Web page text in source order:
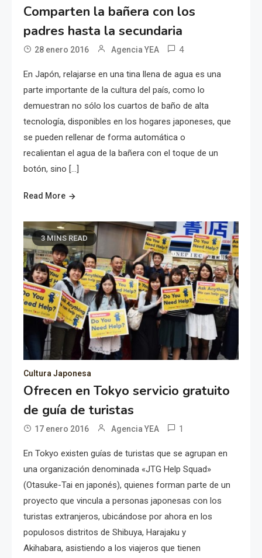
Comparten la bañera con los
padres hasta la secundaria
28 enero 2016 Agencia YEA 4
En Japón, relajarse en una tina llena de agua es una
parte importante de la cultura del país, como lo
demuestran no sólo los cuartos de baño de alta
tecnología, disponibles en los hogares japoneses, que
se pueden rellenar de forma automática o
recalientan el agua de la bañera con el toque de un
botón, sino […]
Read More
3 MINS READ
Cultura Japonesa
Ofrecen en Tokyo servicio gratuito
de guía de turistas
17 enero 2016 Agencia YEA 1
En Tokyo existen guías de turistas que se agrupan en
una organización denominada «JTG Help Squad»
(Otasuke-Tai en japonés), quienes forman parte de un
proyecto que vincula a personas japonesas con los
turistas extranjeros, ubicándose por ahora en los
populosos distritos de Shibuya, Harajaku y
Akihabara, asistiendo a los viajeros que tienen